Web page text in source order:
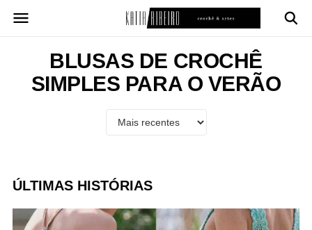
para
BLUSAS DE CROCHÊ
SIMPLES PARA O VERÃO
ÚLTIMAS HISTÓRIAS